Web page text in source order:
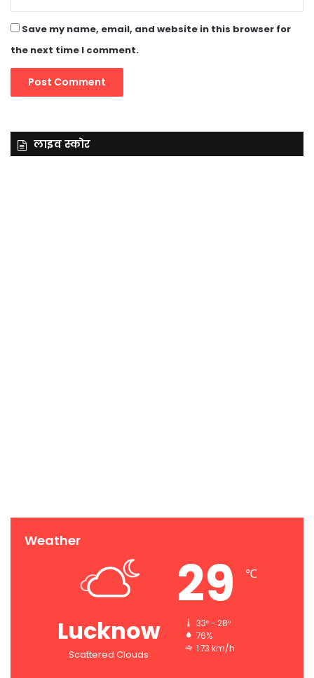
Save my name, email, and website in this browser for
the next time I comment.
लाइव स्कोर
Weather
Lucknow
Scattered Clouds
29 ℃
33º - 28º
76%
1.73 km/h